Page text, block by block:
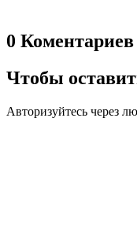
0 Коментариев
Чтобы
Авторизуйтесь через